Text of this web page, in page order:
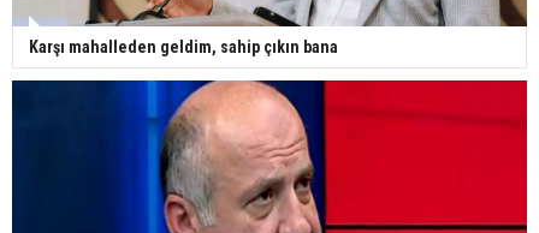
Karşı mahalleden geldim, sahip çıkın bana